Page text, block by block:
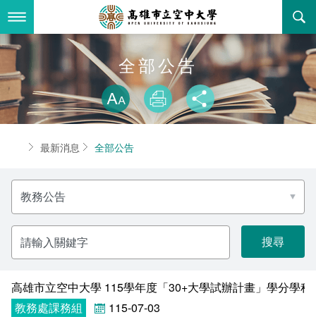
到
要
內最新消息
全部公告
教務公告
學系公告
行政公告
活動研習
招標徵才
歷史訊息
關於本校
空大簡介
立案證明
空大校史
空大有利的學習條件
組織架構
環境設備
本校位置
空大校刊
資訊圖像化專區
校內分機(pdf)
活動花絮
行政單位
行政單位簡介
我們的校長
校長室
教務處註冊組
教務處課務組
學術單位
學術單位簡介
通識教育中心
工商管理學系
法律學系
主題網站
其他好站
國內外開放課程
資訊相關法規
校務資訊
招生資訊
新生報名
在學資訊
EN
全部公告
略過字型切
放大
列印 分享
首頁最新消息 全部公告
分
類
稱
請
輸
入
關
字
高雄市立空中大學 115學年度「30+大學試辦計畫」學分學
教務處課務組
115-07-03